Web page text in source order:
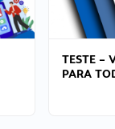
TESTE –
PARA